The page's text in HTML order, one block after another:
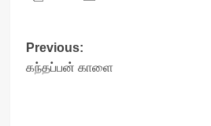
Post
navigation
Previous:
கந்தப்பன் காளை